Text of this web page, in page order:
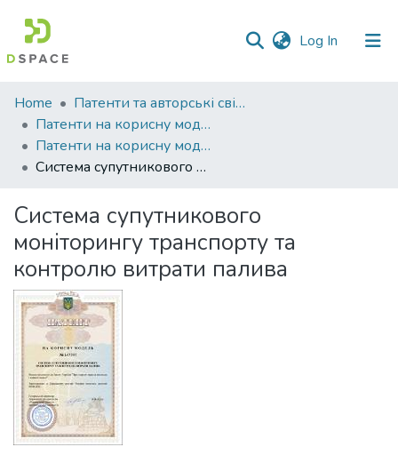
Log In (current)
Communities
&
Collections
Statistics
Home
Патенти та авторські свідоцтва
Патенти на корисну модель
Патенти на корисну модель_2021
Система супутникового моніторингу транспорту та контролю витрати палива
Система супутникового
моніторингу транспорту та
контролю витрати палива